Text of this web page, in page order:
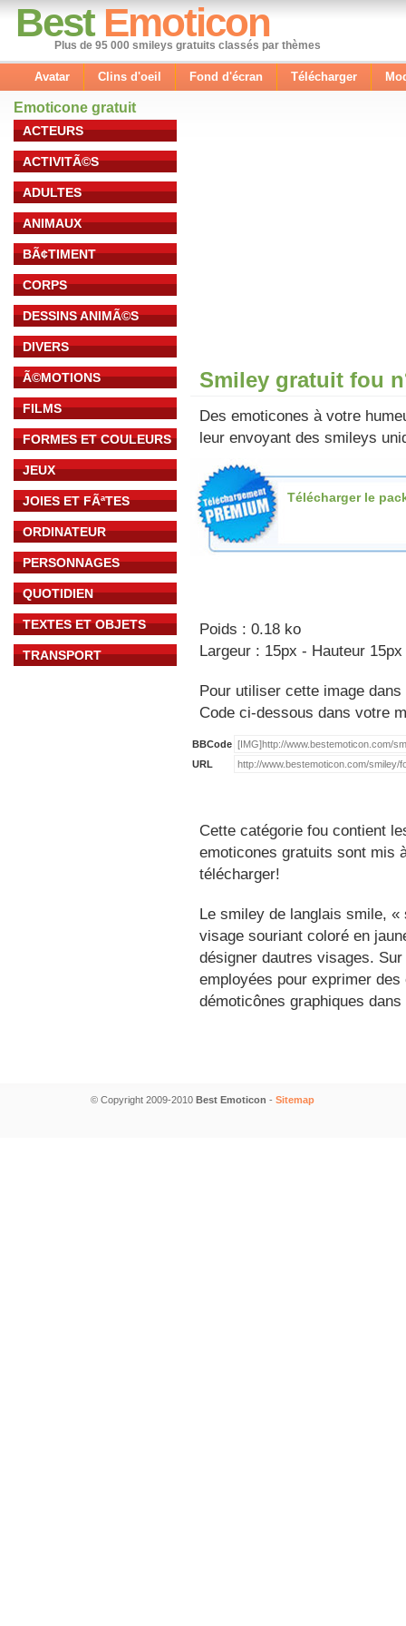
Best Emoticon
Plus de 95 000 smileys gratuits classés par thèmes
Avatar Clins d'oeil Fond d'écran Télécharger
Emoticone gratuit
ACTEURS
ACTIVITÃ©S
ADULTES
ANIMAUX
BÃ¢TIMENT
CORPS
DESSINS ANIMÃ©S
DIVERS
Ã©MOTIONS
FILMS
FORMES ET COULEURS
JEUX
JOIES ET FÃªTES
ORDINATEUR
PERSONNAGES
QUOTIDIEN
TEXTES ET OBJETS
TRANSPORT
Smiley gratuit fou
Des emoticones à votre
leur envoyant des smileys
Télécharger le
Poids : 0.18 ko
Largeur : 15px - Hauteur 15px
Pour utiliser cette image
Code ci-dessous dans votre
BBCode
URL
Cette catégorie fou contient
emoticones gratuits sont mis
télécharger!
Le smiley de langlais smile,
visage souriant coloré en
désigner dautres visages.
employées pour exprimer
démoticônes graphiques
© Copyright 2009-2010 Best Emoticon - Sitemap